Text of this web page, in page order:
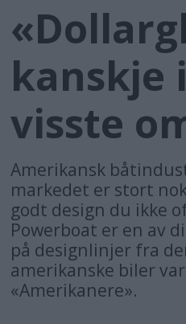
kanskje
visste
Amerikansk
markedet er stort
godt design du ikke
Powerboat er en av
på designlinjer fra
amerikanske biler
«Amerikanere».